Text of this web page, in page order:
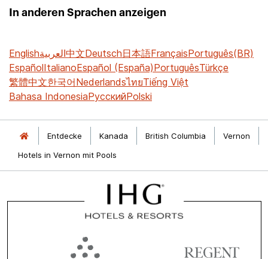
In anderen Sprachen anzeigen
Englishالعربية中文Deutsch日本語FrançaisPortuguês(BR)
EspañolItalianoEspañol (España)PortuguêsTürkçe
繁體中文한국어NederlandsไทยTiếng Việt
Bahasa IndonesiaРусскийPolski
Entdecke Kanada British Columbia
Vernon
Hotels in Vernon mit Pools